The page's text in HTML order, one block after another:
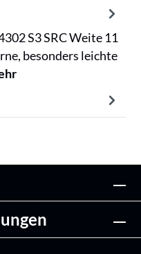
S3 SRC Weite 11
besonders leichte